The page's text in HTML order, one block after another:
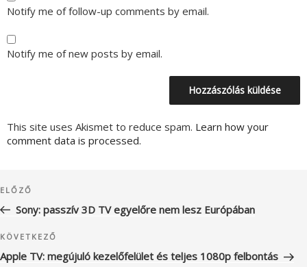
Notify me of follow-up comments by email.
Notify me of new posts by email.
This site uses Akismet to reduce spam. Learn how your
comment data is processed.
navigáció
Korábbi
bejegyzés
ELŐZŐ
Sony: passzív 3D TV egyelőre nem lesz Európában
Következő
bejegyzés
KÖVETKEZŐ
Apple TV: megújuló kezelőfelület és teljes 1080p felbontás